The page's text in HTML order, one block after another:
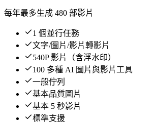
每年最多生成 480 部影片
1 個並行任務
文字/圖片/影片轉影片
540P 影片（含浮水印）
100 多種 AI 圖片與影片工具
一般佇列
基本品質圖片
基本 5 秒影片
標準支援